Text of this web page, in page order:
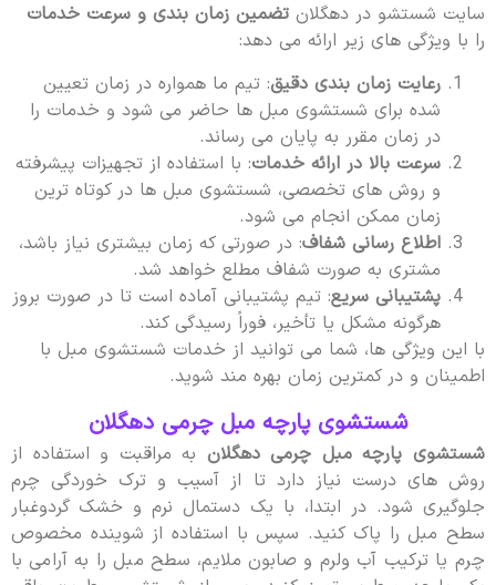
سایت شستشو در دهگلان تضمین زمان بندی و سرعت خدمات
را با ویژگی های زیر ارائه می دهد:
رعایت زمان بندی دقیق: تیم ما همواره در زمان تعیین
شده برای شستشوی مبل ها حاضر می شود و خدمات را
در زمان مقرر به پایان می رساند.
سرعت بالا در ارائه خدمات: با استفاده از تجهیزات پیشرفته
و روش های تخصصی، شستشوی مبل ها در کوتاه ترین
زمان ممکن انجام می شود.
اطلاع رسانی شفاف: در صورتی که زمان بیشتری نیاز باشد،
مشتری به صورت شفاف مطلع خواهد شد.
پشتیبانی سریع: تیم پشتیبانی آماده است تا در صورت بروز
هرگونه مشکل یا تأخیر، فوراً رسیدگی کند.
با این ویژگی ها، شما می توانید از خدمات شستشوی مبل با
اطمینان و در کمترین زمان بهره مند شوید.
شستشوی پارچه مبل چرمی دهگلان
شستشوی پارچه مبل چرمی دهگلان به مراقبت و استفاده از
روش های درست نیاز دارد تا از آسیب و ترک خوردگی چرم
جلوگیری شود. در ابتدا، با یک دستمال نرم و خشک گردوغبار
سطح مبل را پاک کنید. سپس با استفاده از شوینده مخصوص
چرم یا ترکیب آب ولرم و صابون ملایم، سطح مبل را به آرامی با